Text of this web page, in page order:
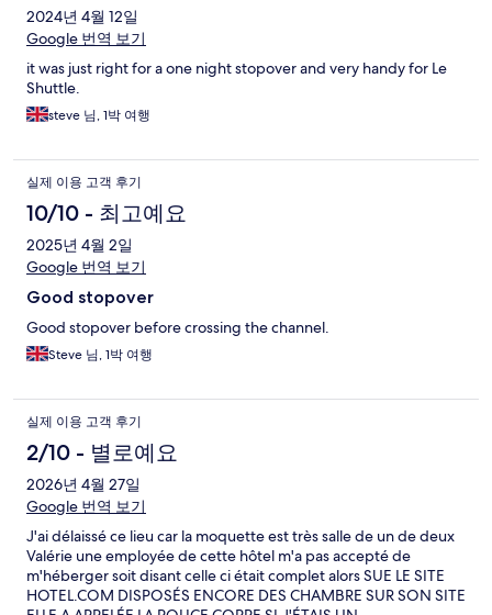
2024년 4월 12일
Google 번역 보기
it was just right for a one night stopover and very handy for Le
Shuttle.
steve 님, 1박 여행
실제 이용 고객 후기
10/10 - 최고예요
2025년 4월 2일
Google 번역 보기
Good stopover
Good stopover before crossing the channel.
Steve 님, 1박 여행
실제 이용 고객 후기
2/10 - 별로예요
2026년 4월 27일
Google 번역 보기
J'ai délaissé ce lieu car la moquette est très salle de un de deux
Valérie une employée de cette hôtel m'a pas accepté de
m'héberger soit disant celle ci était complet alors SUE LE SITE
HOTEL.COM DISPOSÉS ENCORE DES CHAMBRE SUR SON SITE